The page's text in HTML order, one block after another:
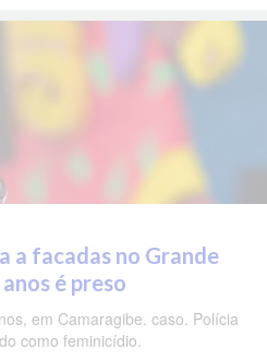
a facadas no Grande
é preso
em Camaragibe. caso. Polícia
como feminicídio.